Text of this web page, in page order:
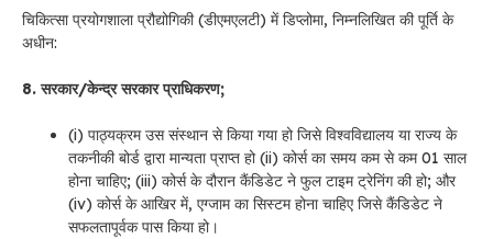
चिकित्सा प्रयोगशाला प्रौद्योगिकी (डीएमएलटी) में डिप्लोमा, निम्नलिखित की पूर्ति के
अधीन:
8. सरकार/केन्द्र सरकार प्राधिकरण;
(i) पाठ्यक्रम उस संस्थान से किया गया हो जिसे विश्वविद्यालय या राज्य के
तकनीकी बोर्ड द्वारा मान्यता प्राप्त हो (ii) कोर्स का समय कम से कम 01 साल
होना चाहिए; (iii) कोर्स के दौरान कैंडिडेट ने फुल टाइम ट्रेनिंग की हो; और
(iv) कोर्स के आखिर में, एग्जाम का सिस्टम होना चाहिए जिसे कैंडिडेट ने
सफलतापूर्वक पास किया हो।